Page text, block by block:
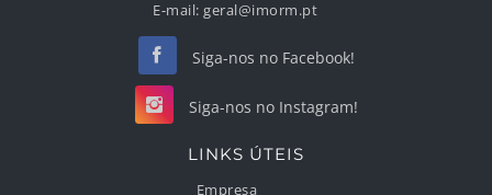
E-mail: geral@imorm.pt
Siga-nos no Facebook!
Siga-nos no Instagram!
LINKS ÚTEIS
Empresa